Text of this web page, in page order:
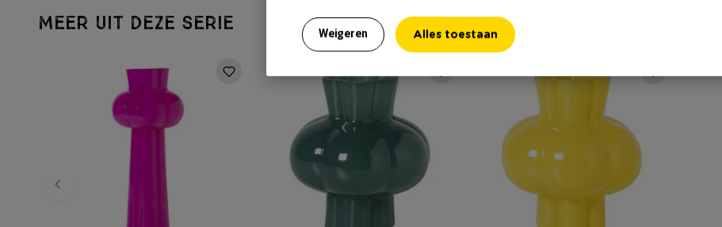
Weigeren Alles toestaan
MEER UIT DEZE SERIE